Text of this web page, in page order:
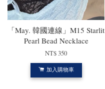
「May. 韓國連線」M15 Starlit
Pearl Bead Necklace
NT$ 350
加入購物車